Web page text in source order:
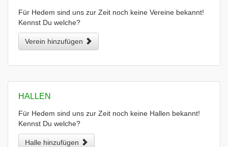
Für Hedem sind uns zur Zeit noch keine Vereine bekannt!
Kennst Du welche?
Verein hinzufügen
HALLEN
Für Hedem sind uns zur Zeit noch keine Hallen bekannt!
Kennst Du welche?
Halle hinzufügen